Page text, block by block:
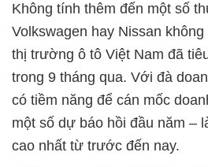
Không tính thêm đến một số
Volkswagen hay Nissan
thị trường ô tô Việt Nam đã
trong 9 tháng qua. Với đà
có tiềm năng để cán mốc
một số dự báo hồi đầu năm –
cao nhất từ trước đến nay.